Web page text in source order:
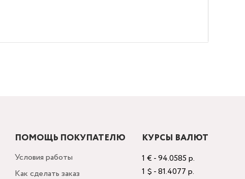
ПОМОЩЬ ПОКУПАТЕЛЮ
Условия работы
Как сделать заказ
КУРСЫ ВАЛЮТ
1 € - 94.0585 р.
1 $ - 81.4077 р.